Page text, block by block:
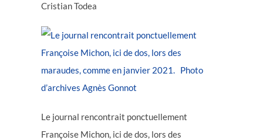
Cristian Todea
Le journal rencontrait ponctuellement
Françoise Michon, ici de dos, lors des